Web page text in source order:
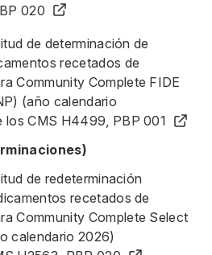
020
de determinación de
recetados de
Community Complete FIDE
(año calendario
los CMS H4499, PBP 001
de redeterminación
recetados de
Community Complete Select
calendario 2026)